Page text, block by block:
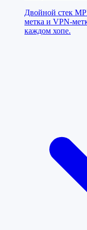
Двойной стек
метка и VPN-
каждом хопе.